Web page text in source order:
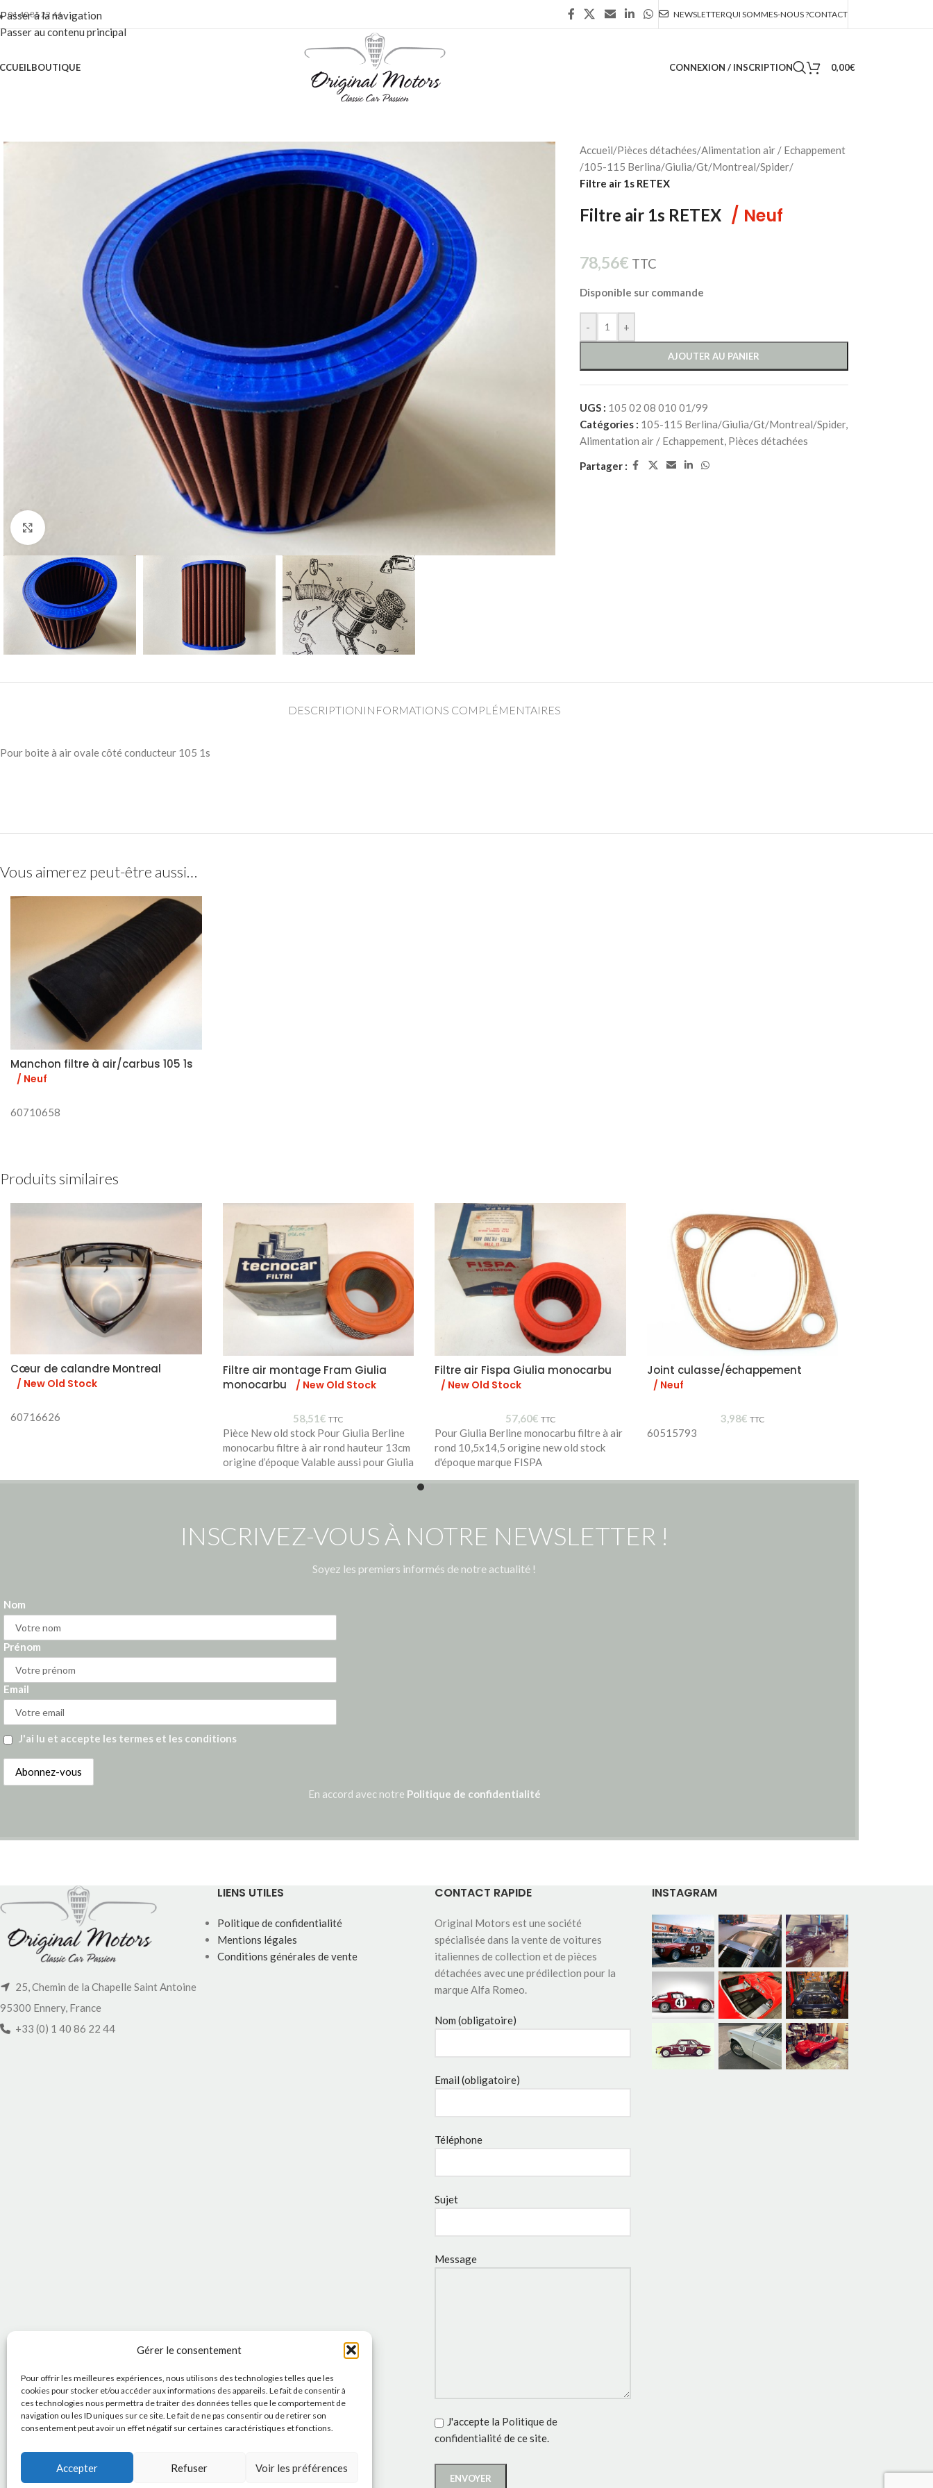
Gérer le consentement
Pour offrir les meilleures expériences, nous utilisons des technologies telles que les
cookies pour stocker et/ou accéder aux informations des appareils. Le fait de consentir à
ces technologies nous permettra de traiter des données telles que le comportement de
navigation ou les ID uniques sur ce site. Le fait de ne pas consentir ou de retirer son
consentement peut avoir un effet négatif sur certaines caractéristiques et fonctions.
Accepter Refuser Voir les préférences
Passer à la navigation
Passer au contenu principal
01 40 86 22 44 NEWSLETTERQUI SOMMES-NOUS ?CONTACT
BOUTIQUE CONNEXION / INSCRIPTION 0,00€
Accueil/Pièces détachées/Alimentation air / Echappement
/105-115 Berlina/Giulia/Gt/Montreal/Spider/
Filtre air 1s RETEX
Filtre air 1s RETEX / Neuf
78,56€ TTC
Disponible sur commande
- +
AJOUTER AU PANIER
UGS : 105 02 08 010 01/99
Catégories : 105-115 Berlina/Giulia/Gt/Montreal/Spider,
Alimentation air / Echappement, Pièces détachées
Partager :
DESCRIPTION INFORMATIONS COMPLÉMENTAIRES
Pour boite à air ovale côté conducteur 105 1s
Vous aimerez peut-être aussi…
Manchon filtre à air/carbus 105 1s
/ Neuf
60710658
Produits similaires
Cœur de calandre Montreal
/ New Old Stock
60716626
Filtre air montage Fram Giulia
monocarbu
/ New Old Stock
58,51€ TTC
Pièce New old stock Pour Giulia Berline
monocarbu filtre à air rond hauteur 13cm
origine d’époque Valable aussi pour Giulia
Filtre air Fispa Giulia monocarbu
/ New Old Stock
57,60€ TTC
Pour Giulia Berline monocarbu filtre à air
rond 10,5x14,5 origine new old stock
d'époque marque FISPA
Joint culasse/échappement
/ Neuf
3,98€ TTC
60515793
INSCRIVEZ-VOUS À NOTRE NEWSLETTER !
Soyez les premiers informés de notre actualité !
Nom
Prénom
Email
J'ai lu et accepte les termes et les conditions
En accord avec notre Politique de confidentialité
25, Chemin de la Chapelle Saint Antoine
95300 Ennery, France
+33 (0) 1 40 86 22 44
LIENS UTILES
Politique de confidentialité
Mentions légales
Conditions générales de vente
CONTACT RAPIDE
Original Motors est une société
spécialisée dans la vente de voitures
italiennes de collection et de pièces
détachées avec une prédilection pour la
marque Alfa Romeo.
Nom (obligatoire)
Email (obligatoire)
Téléphone
Sujet
Message
J'accepte la Politique de
confidentialitéde ce site.
INSTAGRAM